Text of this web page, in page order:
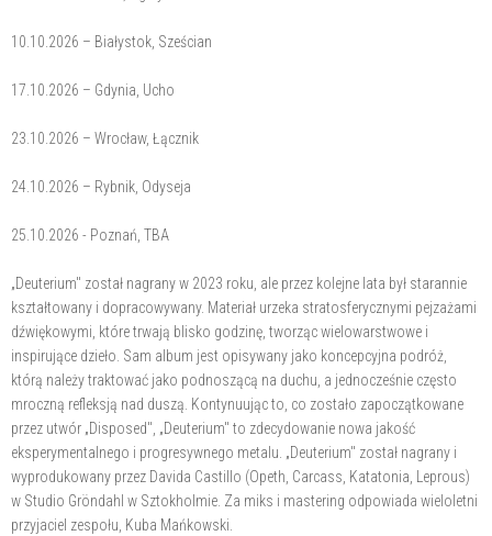
10.10.2026 – Białystok, Sześcian
17.10.2026 – Gdynia, Ucho
23.10.2026 – Wrocław, Łącznik
24.10.2026 – Rybnik, Odyseja
25.10.2026 - Poznań, TBA
„Deuterium" został nagrany w 2023 roku, ale przez kolejne lata był starannie
kształtowany i dopracowywany. Materiał urzeka stratosferycznymi pejzażami
dźwiękowymi, które trwają blisko godzinę, tworząc wielowarstwowe i
inspirujące dzieło. Sam album jest opisywany jako koncepcyjna podróż,
którą należy traktować jako podnoszącą na duchu, a jednocześnie często
mroczną refleksją nad duszą. Kontynuując to, co zostało zapoczątkowane
przez utwór „Disposed", „Deuterium" to zdecydowanie nowa jakość
eksperymentalnego i progresywnego metalu. „Deuterium" został nagrany i
wyprodukowany przez Davida Castillo (Opeth, Carcass, Katatonia, Leprous)
w Studio Gröndahl w Sztokholmie. Za miks i mastering odpowiada wieloletni
przyjaciel zespołu, Kuba Mańkowski.